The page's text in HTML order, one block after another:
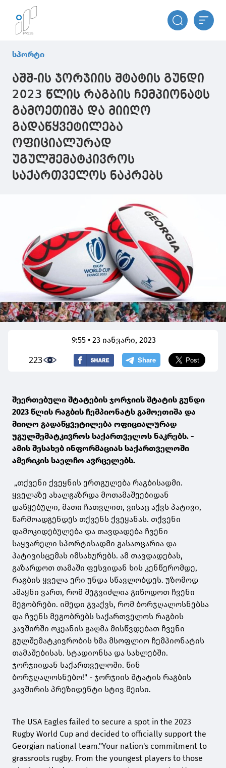
სპორტი
აშშ-ის ჯორჯიის შტატის გუნდი
2023 წლის რაგბის ჩემპიონატს
გამოეთიშა და მიიღო
გადაწყვეტილება
ოფიციალურად
უგულშემატკივროს
საქართველოს ნაკრებს
9:55 • 23 იანვარი, 2023
223
შეერთებული შტატების ჯორჯიის შტატის გუნდი
2023 წლის რაგბის ჩემპიონატს გამოეთიშა და
მიიღო გადაწყვეტილება ოფიციალურად
უგულშემატკივროს საქართველოს ნაკრებს. -
ამის შესახებ ინფორმაციას საქართველოში
ამერიკის საელჩო ავრცელებს.
„თქვენი ქვეყნის ერთგულება რაგბისადმი.
ყველაზე ახალგაზრდა მოთამაშეებიდან
დაწყებული, მათი ჩათვლით, ვისაც აქვს პატივი,
წარმოადგენდეს თქვენს ქვეყანას. თქვენი
დამოკიდებულება და თავდადება ჩვენი
საყვარელი სპორტისადმი გასაოცარია და
პატივისცემას იმსახურებს. ამ თავდადებას,
გაზარდოთ თამაში ფესვიდან ხის კენწერომდე,
რაგბის ყველა ერი უნდა სწავლობდეს. უზომოდ
ამაყნი ვართ, რომ შეგვიძლია გიწოდოთ ჩვენი
მეგობრები. იმედი გვაქვს, რომ ბორჯღალოსნებსა
და ჩვენს მეგობრებს საქართველოს რაგბის
კავშირში ოკეანის გაღმა მისწვდებათ ჩვენი
გულშემატკივრობის ხმა მსოფლიო ჩემპიონატის
თამაშებისას. სტადიონსა და სახლებში.
ჯორჯიიდან საქართველოში. წინ
ბორჯღალოსნებო!" - ჯორჯიის შტატის რაგბის
კავშირის პრეზიდენტი სტივ მეისი.
The USA Eagles failed to secure a spot in the 2023
Rugby World Cup and decided to officially support the
Georgian national team."Your nation's commitment to
grassroots rugby. From the youngest players to those